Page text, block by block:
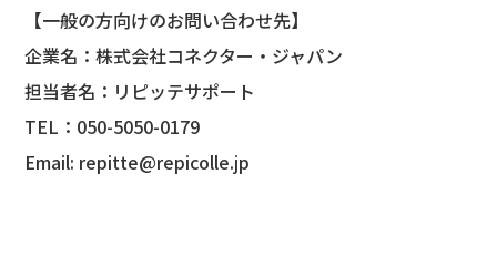
【一般の方向けのお問い合わせ先】
企業名：株式会社コネクター・ジャパン
担当者名：リピッテサポート
TEL：050-5050-0179
Email: repitte@repicolle.jp